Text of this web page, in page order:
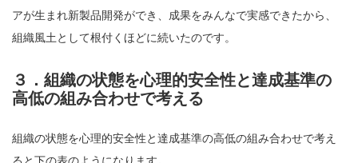
アが生まれ新製品開発ができ、成果をみんなで実感できたから、
組織風土として根付くほどに続いたのです。
３． 組織の状態を心理的安全性と達成基準の
高低の組み合わせで考える
組織の状態を心理的安全性と達成基準の高低の組み合わせで考え